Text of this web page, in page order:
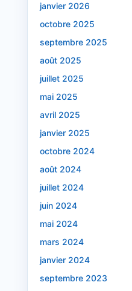
janvier 2026
octobre 2025
septembre 2025
août 2025
juillet 2025
mai 2025
avril 2025
janvier 2025
octobre 2024
août 2024
juillet 2024
juin 2024
mai 2024
mars 2024
janvier 2024
septembre 2023